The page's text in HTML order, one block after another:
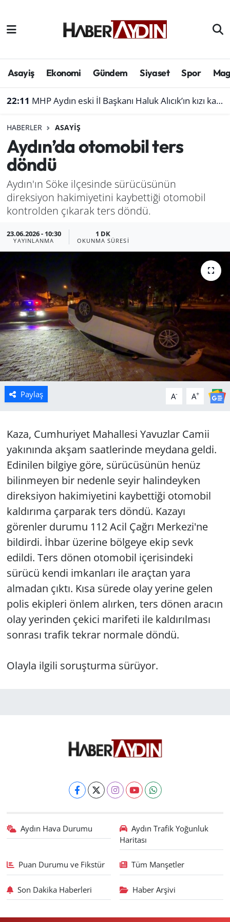
Asayiş Ekonomi Gündem Siyaset Spor
22:11 MHP Aydın eski İl Başkanı Haluk Alıcık’ın kızı kaza geçirdi
HABERLER ASAYIŞ
Aydın’da otomobil ters
döndü
Aydın'ın Söke ilçesinde sürücüsünün
direksiyon hakimiyetini kaybettiği otomobil
kontrolden çıkarak ters döndü.
23.06.2026 - 10:30
YAYINLANMA
1 DK
OKUNMA SÜRESI
Paylaş A- A+
Kaza, Cumhuriyet Mahallesi Yavuzlar Camii
yakınında akşam saatlerinde meydana geldi.
Edinilen bilgiye göre, sürücüsünün henüz
bilinmeyen bir nedenle seyir halindeyken
direksiyon hakimiyetini kaybettiği otomobil
kaldırıma çarparak ters döndü. Kazayı
görenler durumu 112 Acil Çağrı Merkezi'ne
bildirdi. İhbar üzerine bölgeye ekip sevk
edildi. Ters dönen otomobil içerisindeki
sürücü kendi imkanları ile araçtan yara
almadan çıktı. Kısa sürede olay yerine gelen
polis ekipleri önlem alırken, ters dönen aracın
olay yerinden çekici marifeti ile kaldırılması
sonrası trafik tekrar normale döndü.
Olayla ilgili soruşturma sürüyor.
Aydın Hava Durumu
Aydın Trafik Yoğunluk
Haritası
Puan Durumu ve Fikstür Tüm Manşetler
Son Dakika Haberleri Haber Arşivi
Afyonkarahisar
Çevre
Genel
Haber
Izmir
Manisa
Muğla
Politika
Uşak
Aydın Hava Durumu
Süper Lig Puan Durumu ve Fikstür
Son Dakika Haberleri
Haber Arşivi